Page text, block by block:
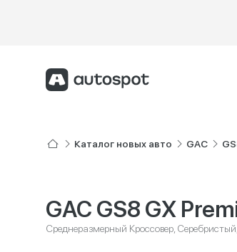
Каталог новых авто GAC
GAC GS8 GX
Среднеразмерный Кроссовер,